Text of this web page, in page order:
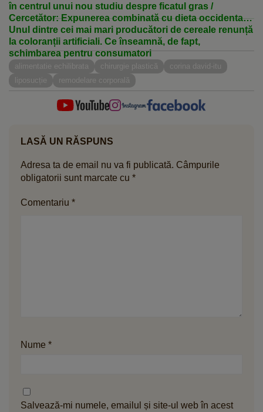
în centrul unui nou studiu despre ficatul gras /
Cercetător: Expunerea combinată cu dieta occidentală
a agravat efectele
Unul dintre cei mai mari producători de cereale renunță
la coloranții artificiali. Ce înseamnă, de fapt,
schimbarea pentru consumatori
alimentatie echilibrata chirurgie plastică
corina david-itu
liposucție
remodelare corporală
LASĂ UN RĂSPUNS
Adresa ta de email nu va fi publicată. Câmpurile
obligatorii sunt marcate cu *
Comentariu *
Nume *
Salvează-mi numele, emailul și site-ul web în acest